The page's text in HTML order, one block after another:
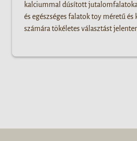
kalciummal dúsított
és egészséges falatok toy méretű és
számára tökéletes választást